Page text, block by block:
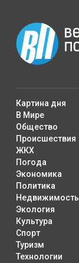
Картина дня
В Мире
Общество
Происшествия
ЖКХ
Погода
Экономика
Политика
Недвижимость
Экология
Культура
Спорт
Туризм
Технологии